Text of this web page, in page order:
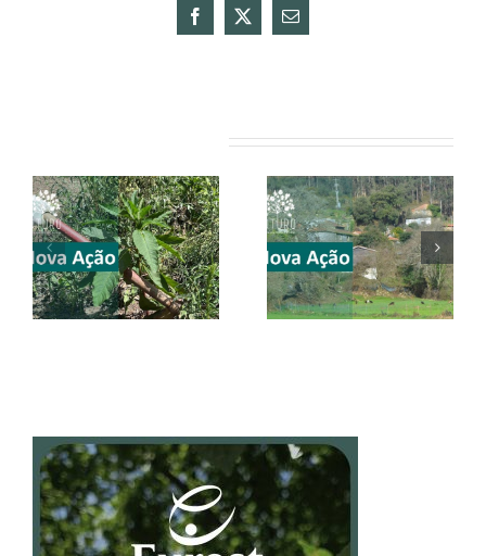
Facebook
X
Email
(necessário
CONVITE |
Valongo | 20
junho 2026
CONVITE |
#SEI2026 | 23-31
maio 2026